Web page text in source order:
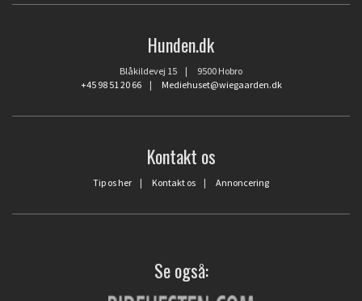
Hunden.dk
Blåkildevej 15 | 9500 Hobro
+45 98 51 20 66| Mediehuset@wiegaarden.dk
Kontakt os
Tip os her | Kontakt os | Annoncering
Se også: